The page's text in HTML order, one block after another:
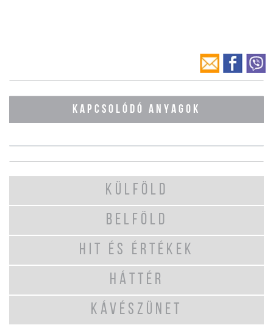
KAPCSOLÓDÓ ANYAGOK
KÜLFÖLD
BELFÖLD
HIT ÉS ÉRTÉKEK
HÁTTÉR
KÁVÉSZÜNET